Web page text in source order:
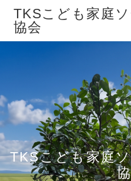
TKSこども家庭
協会
会員ページ
お問
TKSこども家庭